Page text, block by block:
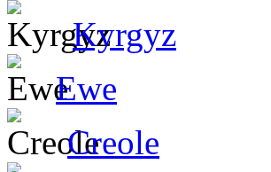
Kyrgyz
Ewe
Creole